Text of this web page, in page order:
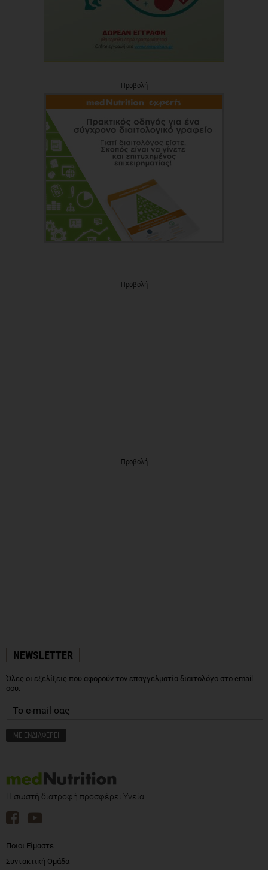
Προβολή
Προβολή
Προβολή
NEWSLETTER
Όλες οι εξελίξεις που αφορούν τον επαγγελματία διαιτολόγο στο email
σου.
Η σωστή διατροφή προσφέρει Υγεία
Ποιοι Είμαστε
Συντακτική Ομάδα